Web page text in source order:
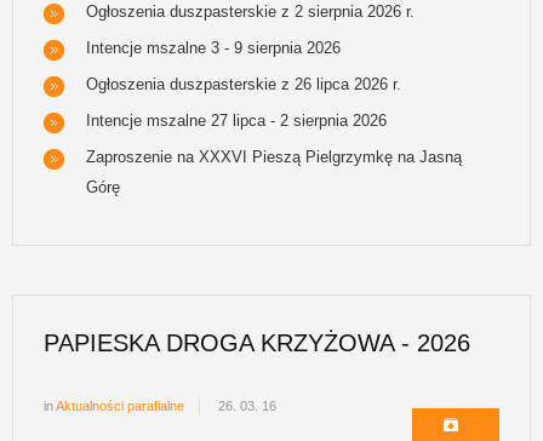
Ogłoszenia duszpasterskie z 2 sierpnia 2026 r.
Intencje mszalne 3 - 9 sierpnia 2026
Ogłoszenia duszpasterskie z 26 lipca 2026 r.
Intencje mszalne 27 lipca - 2 sierpnia 2026
Zaproszenie na XXXVI Pieszą Pielgrzymkę na Jasną
Górę
PAPIESKA DROGA KRZYŻOWA - 2026
inAktualności parafialne 26. 03. 16